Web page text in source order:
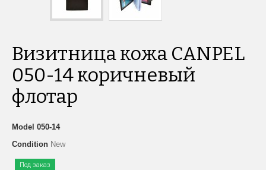
Визитница кожа CANPEL
050-14 коричневый
флотар
Model 050-14
Condition New
Под заказ